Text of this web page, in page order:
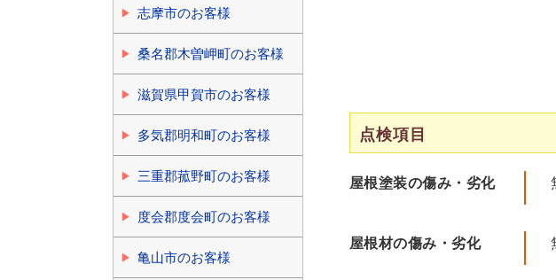
点検項目
屋根塗装の傷み・劣化
屋根材の傷み・劣化
志摩市のお客様
桑名郡木曽岬町のお客様
滋賀県甲賀市のお客様
多気郡明和町のお客様
三重郡菰野町のお客様
度会郡度会町のお客様
亀山市のお客様